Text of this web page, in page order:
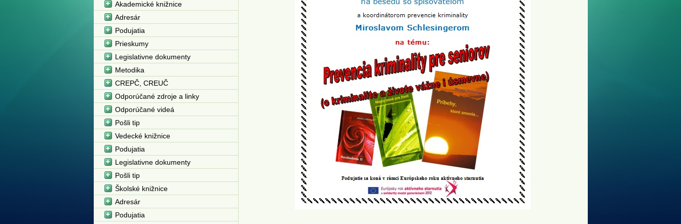
Akademické knižnice
Adresár
Podujatia
Prieskumy
Legislativne dokumenty
Metodika
CREPČ, CREUČ
Odporúčané zdroje a linky
Odporúčané videá
Pošli tip
Vedecké knižnice
Podujatia
Legislativne dokumenty
Pošli tip
Školské knižnice
Adresár
Podujatia